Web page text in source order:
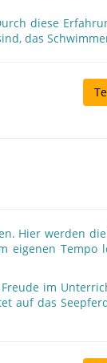
diese
das
Hier werden
eigenen Tempo
im
auf das